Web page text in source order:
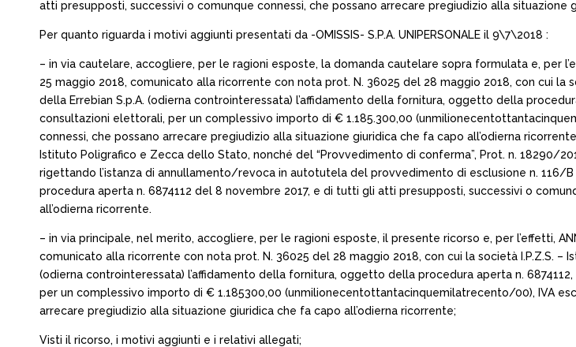
atti presupposti, successivi o comunque connessi, che possano arrecare pregiudizio alla situazione
Per quanto riguarda i motivi aggiunti presentati da -OMISSIS- S.P.A. UNIPERSONALE il 9\7\2018 :
– in via cautelare, accogliere, per le ragioni esposte, la domanda cautelare sopra formulata e, per
25 maggio 2018, comunicato alla ricorrente con nota prot. N. 36025 del 28 maggio 2018, con cui
della Errebian S.p.A. (odierna controinteressata) l’affidamento della fornitura, oggetto della
consultazioni elettorali, per un complessivo importo di € 1.185.300,00
connessi, che possano arrecare pregiudizio alla situazione giuridica che fa capo all’odierna
Istituto Poligrafico e Zecca dello Stato, nonché del “Provvedimento di conferma”, Prot. n. 18290/
rigettando l’istanza di annullamento/revoca in autotutela del provvedimento di esclusione n. 116/B
procedura aperta n. 6874112 del 8 novembre 2017, e di tutti gli atti presupposti, successivi o
all’odierna ricorrente.
– in via principale, nel merito, accogliere, per le ragioni esposte, il presente ricorso e, per l’effetti,
comunicato alla ricorrente con nota prot. N. 36025 del 28 maggio 2018, con cui la società I.P.Z.S.
(odierna controinteressata) l’affidamento della fornitura, oggetto della procedura aperta n.
per un complessivo importo di € 1.185300,00 (unmilionecentottantacinquemilatrecento/00), IVA
arrecare pregiudizio alla situazione giuridica che fa capo all’odierna ricorrente;
Visti il ricorso, i motivi aggiunti e i relativi allegati;